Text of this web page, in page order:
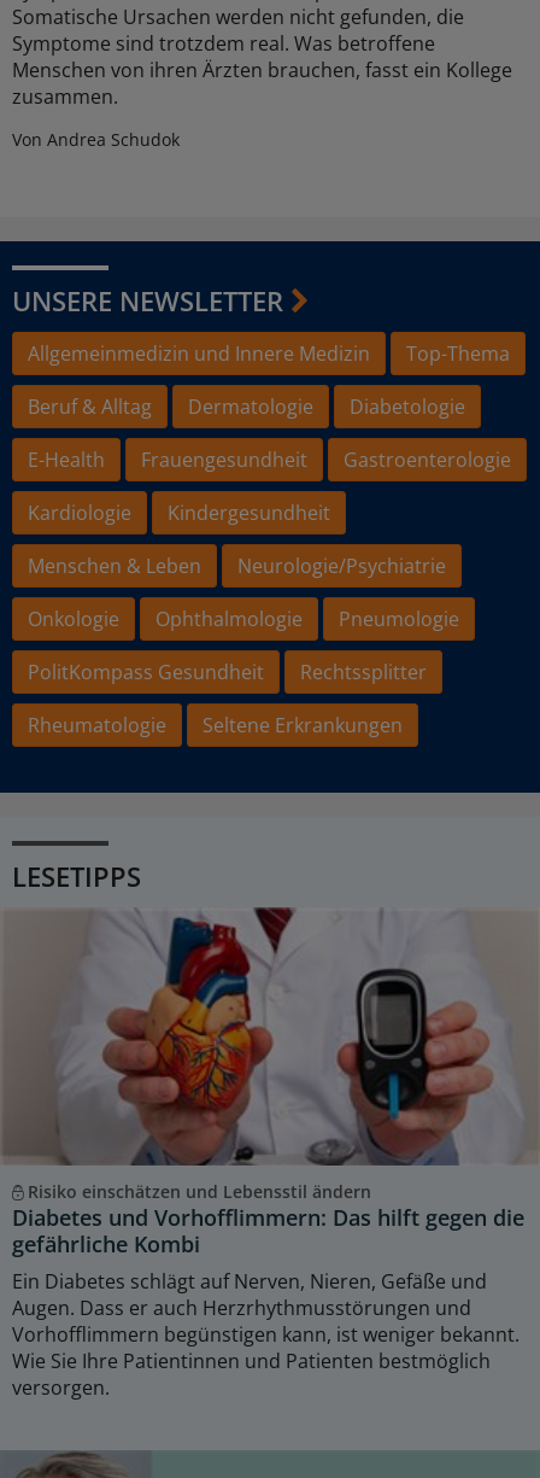
Somatische Ursachen werden nicht gefunden, die
Symptome sind trotzdem real. Was betroffene
Menschen von ihren Ärzten brauchen, fasst ein Kollege
zusammen.
Von Andrea Schudok
UNSERE NEWSLETTER
Allgemeinmedizin und Innere Medizin
Top-Thema
Beruf & Alltag
Dermatologie
Diabetologie
E-Health
Frauengesundheit
Gastroenterologie
Kardiologie
Kindergesundheit
Menschen & Leben
Neurologie/Psychiatrie
Onkologie
Ophthalmologie
Pneumologie
PolitKompass Gesundheit
Rechtssplitter
Rheumatologie
Seltene Erkrankungen
LESETIPPS
Risiko einschätzen und Lebensstil ändern
Diabetes und Vorhofflimmern: Das hilft gegen die
gefährliche Kombi
Ein Diabetes schlägt auf Nerven, Nieren, Gefäße und
Augen. Dass er auch Herzrhythmusstörungen und
Vorhofflimmern begünstigen kann, ist weniger bekannt.
Wie Sie Ihre Patientinnen und Patienten bestmöglich
versorgen.